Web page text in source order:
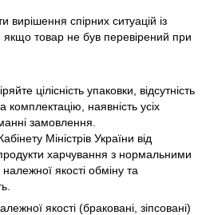
спірних ситуацій із
товар не був перевірений при
цілісність упаковки, відсутність
наявність усіх
замовлення.
Міністрів України від
харчування з нормальними
якості обміну та
якості (браковані, зіпсовані)